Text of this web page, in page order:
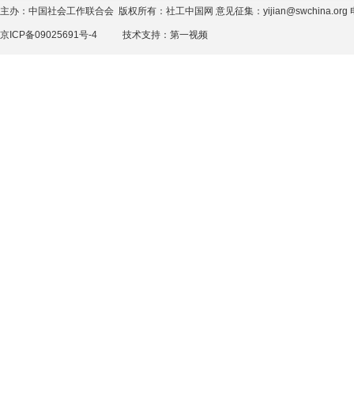
主办：中国社会工作联合会 版权所有：社工中国网 意见征集：yijian@swchina.org
京ICP备09025691号-4 技术支持： 第一视频